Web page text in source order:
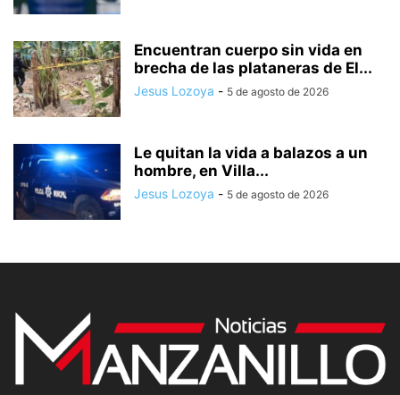
Encuentran cuerpo sin vida en
brecha de las plataneras de El...
Jesus Lozoya - 5 de agosto de 2026
Le quitan la vida a balazos a un
hombre, en Villa...
Jesus Lozoya - 5 de agosto de 2026